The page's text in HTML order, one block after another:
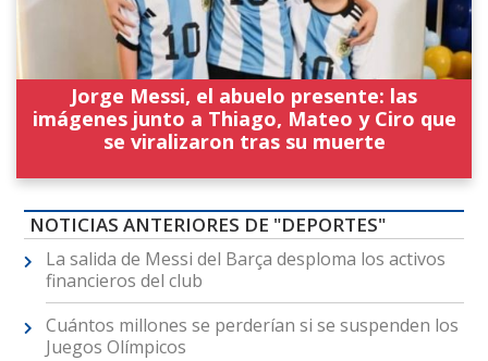
Jorge Messi, el abuelo presente: las
imágenes junto a Thiago, Mateo y Ciro que
se viralizaron tras su muerte
NOTICIAS ANTERIORES DE "DEPORTES"
La salida de Messi del Barça desploma los activos
financieros del club
Cuántos millones se perderían si se suspenden los
Juegos Olímpicos